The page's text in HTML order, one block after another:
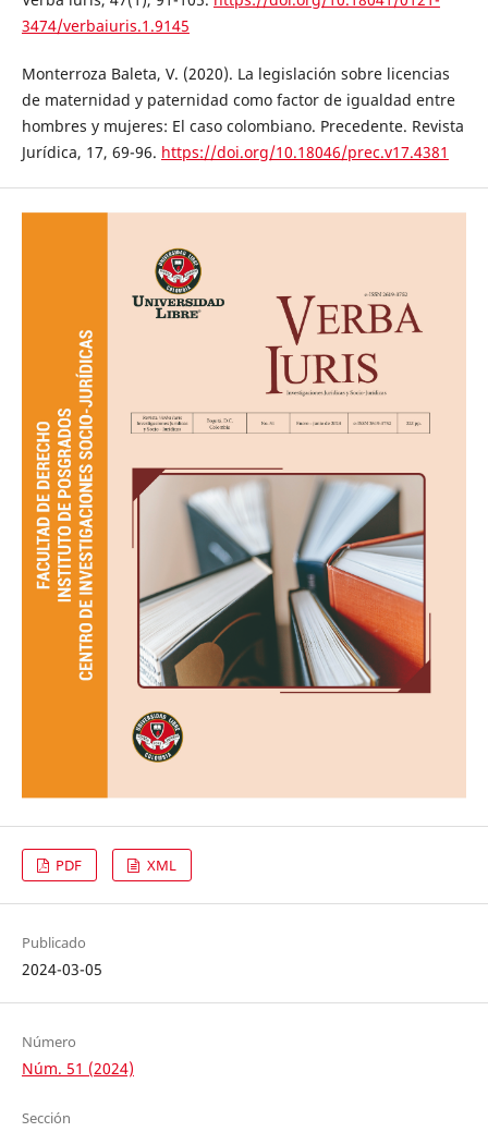
3474/verbaiuris.1.9145
Monterroza Baleta, V. (2020). La legislación sobre licencias
de maternidad y paternidad como factor de igualdad entre
hombres y mujeres: El caso colombiano. Precedente. Revista
Jurídica, 17, 69-96. https://doi.org/10.18046/prec.v17.4381
PDF XML
Publicado
2024-03-05
Número
Núm. 51 (2024)
Sección